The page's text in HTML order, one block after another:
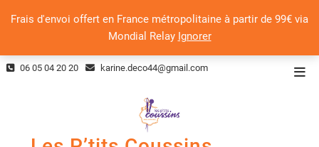
Frais d'envoi offert en France métropolitaine à partir de 99€ via
Mondial Relay Ignorer
Skip 06 05 04 20 20 karine.deco44@gmail.com